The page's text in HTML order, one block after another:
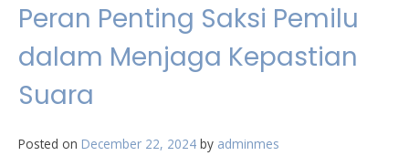
Peran Penting Saksi Pemilu
dalam Menjaga Kepastian
Suara
Posted on December 22, 2024 by adminmes